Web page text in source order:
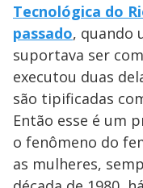
Tecnológica do
passado, quando
suportava ser
executou duas
são tipificadas
Então esse é um
o fenômeno do
as mulheres,